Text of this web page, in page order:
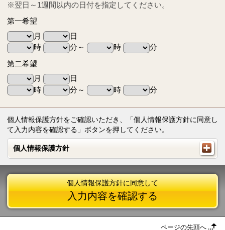
※翌日～1週間以内の日付を指定してください。
第一希望
月
日
時
分～ 時
分
第二希望
月
日
時
分～ 時 分
個人情報保護方針をご確認いただき、「個人情報保護方針に同意し
て入力内容を確認する」ボタンを押してください。
個人情報保護方針
個人情報保護方針
個人情報保護方針に同意して
入力内容を確認する
ページの先頭へ